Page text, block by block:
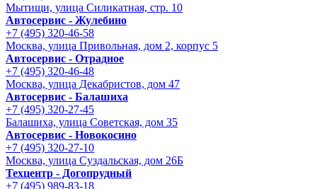
Мытищи, улица Силикатная, стр. 10
Автосервис - Жулебино
+7 (495) 320-46-58
Москва, улица Привольная, дом 2, корпус 5
Автосервис - Отрадное
+7 (495) 320-46-48
Москва, улица Декабристов, дом 47
Автосервис - Балашиха
+7 (495) 320-27-45
Балашиха, улица Советская, дом 35
Автосервис - Новокосино
+7 (495) 320-27-10
Москва, улица Суздальская, дом 26Б
Техцентр - Догопрудный
+7 (495) 989-83-18